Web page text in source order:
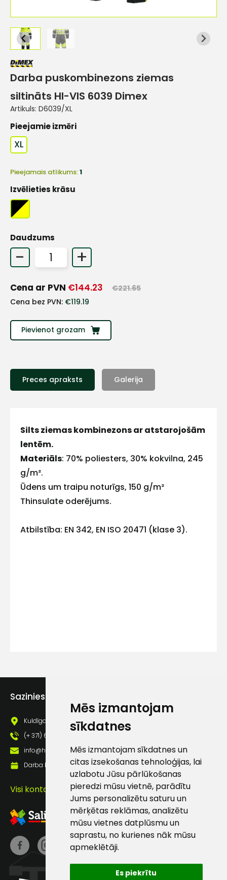
Mēs izmantojam
sīkdatnes
Mēs izmantojam sīkdatnes un
citas izsekošanas tehnoloģijas, lai
uzlabotu Jūsu pārlūkošanas
pieredzi mūsu vietnē, parādītu
Jums personalizētu saturu un
mērķētas reklāmas, analizētu
mūsu vietnes datplūsmu un
saprastu, no kurienes nāk mūsu
apmeklētāji.
Es piekrītu
Darba puskombinezons ziemas
siltināts HI-VIS 6039 Dimex
Artikuls: D6039/XL
Pieejamie izmēri
XL
Pieejamais atlikums:1
Izvēlieties krāsu
Daudzums
- +
Cena ar PVN €144.23 €221.65
Cena bez PVN: €119.19
Pievienot grozam
Preces apraksts Galerija
Silts ziemas kombinezons ar atstarojošām
lentēm.
Materiāls: 70% poliesters, 30% kokvilna, 245
g/m².
Ūdens um traipu noturīgs, 150 g/m²
Thinsulate oderējums.
Atbilstība: EN 342, EN ISO 20471 (klase 3).
Sazinies ar mums
Kuldīgas iela 69a, Saldus, Saldus nov., LV - 3801
(+ 371) 63 881 186
info@hards.lv
Darba laiks: Darbadienās: 8:00 - 17:00
Visi kontakti
ar
Vārds
Klientu
atbalsts
Darbdienās:
8:00 – 17:00
(+371) 63 881
info@hards.lv
+